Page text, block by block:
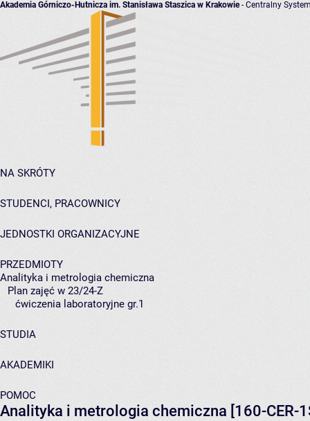
Akademia Górniczo-Hutnicza im. Stanisława Staszica w Krakowie- Centralny
NA SKRÓTY
STUDENCI, PRACOWNICY
JEDNOSTKI ORGANIZACYJNE
PRZEDMIOTY
Analityka i metrologia chemiczna
Plan zajęć w 23/24-Z
ćwiczenia laboratoryjne gr.1
STUDIA
AKADEMIKI
POMOC
Analityka i metrologia chemiczna [160-CER-